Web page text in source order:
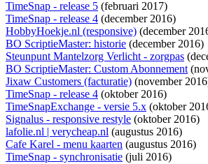
TimeSnap - release 5 (februari 2017)
TimeSnap - release 4 (december 2016)
HobbyHoekje.nl (responsive) (december
BO ScriptieMaster: historie (december 2016)
Steunpunt Mantelzorg Verlicht - zorgpas
BO ScriptieMaster: Custom Abonnement
Jixaw Customers (facturatie) (november
TimeSnap - release 4 (oktober 2016)
TimeSnapExchange - versie 5.x (oktober
Signalus - responsive restyle (oktober 2016)
lafolie.nl | verycheap.nl (augustus 2016)
Cafe Karel - menu kaarten (augustus 2016)
TimeSnap - synchronisatie (juli 2016)